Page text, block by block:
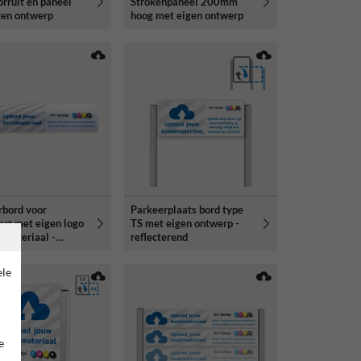
ontwerp
hoog met eigen ontwerp
voor
met eigen logo
-
Parkeerplaats bord type
TS met eigen ontwerp -
reflecterend